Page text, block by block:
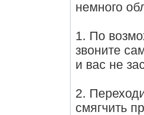
немного
1. По
звоните
и вас не
2.
смягчить